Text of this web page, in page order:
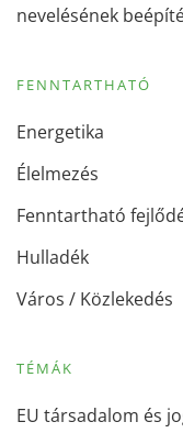
nevelésének
FENNTARTHATÓ
Energetika
Élelmezés
Fenntartható
Hulladék
Város / Közlekedés
TÉMÁK
EU társadalom és